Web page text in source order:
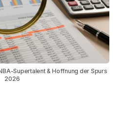
Supertalent & Hoffnung der Spurs
2026